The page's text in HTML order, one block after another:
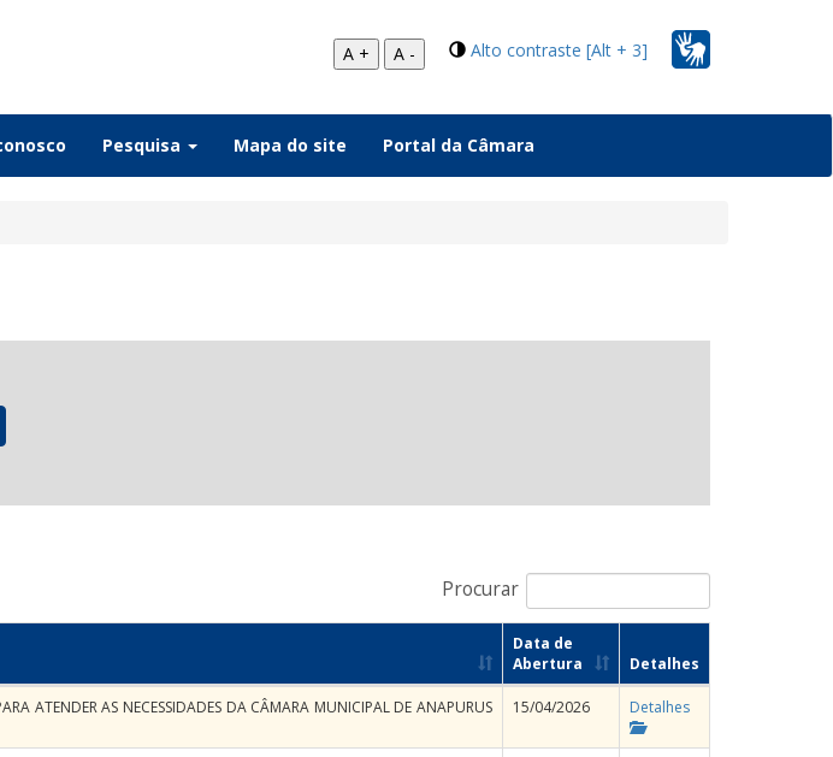
Alto contraste [Alt + 3]
A + A -
Pesquisa Mapa do site Portal da Câmara
Procurar
Data de
Abertura
Detalhes
ATENDER AS NECESSIDADES DA CÂMARA MUNICIPAL DE ANAPURUS
15/04/2026 Detalhes